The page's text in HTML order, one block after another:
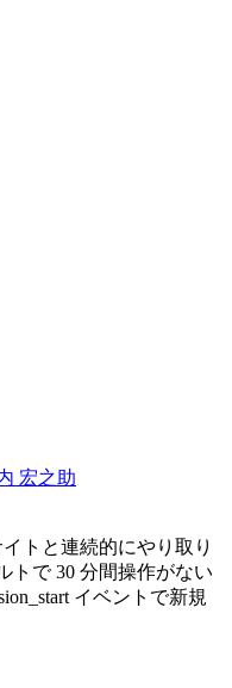
宏之助
トと連続的にやり取り
トで 30 分間操作がない
イベントで新規